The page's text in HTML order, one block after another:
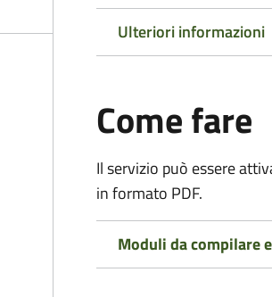
Ulteriori informazioni
Come fare
Il servizio può essere
in formato PDF.
Moduli da compilare